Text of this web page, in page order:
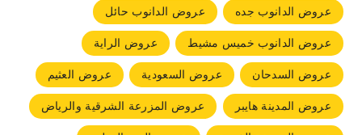
عروض الدانوب جده
عروض الدانوب حائل
عروض الدانوب خميس مشيط
عروض الراية
عروض السدحان
عروض السعودية
عروض العثيم
عروض المدينة هايبر
عروض المزرعة الشرقية والرياض